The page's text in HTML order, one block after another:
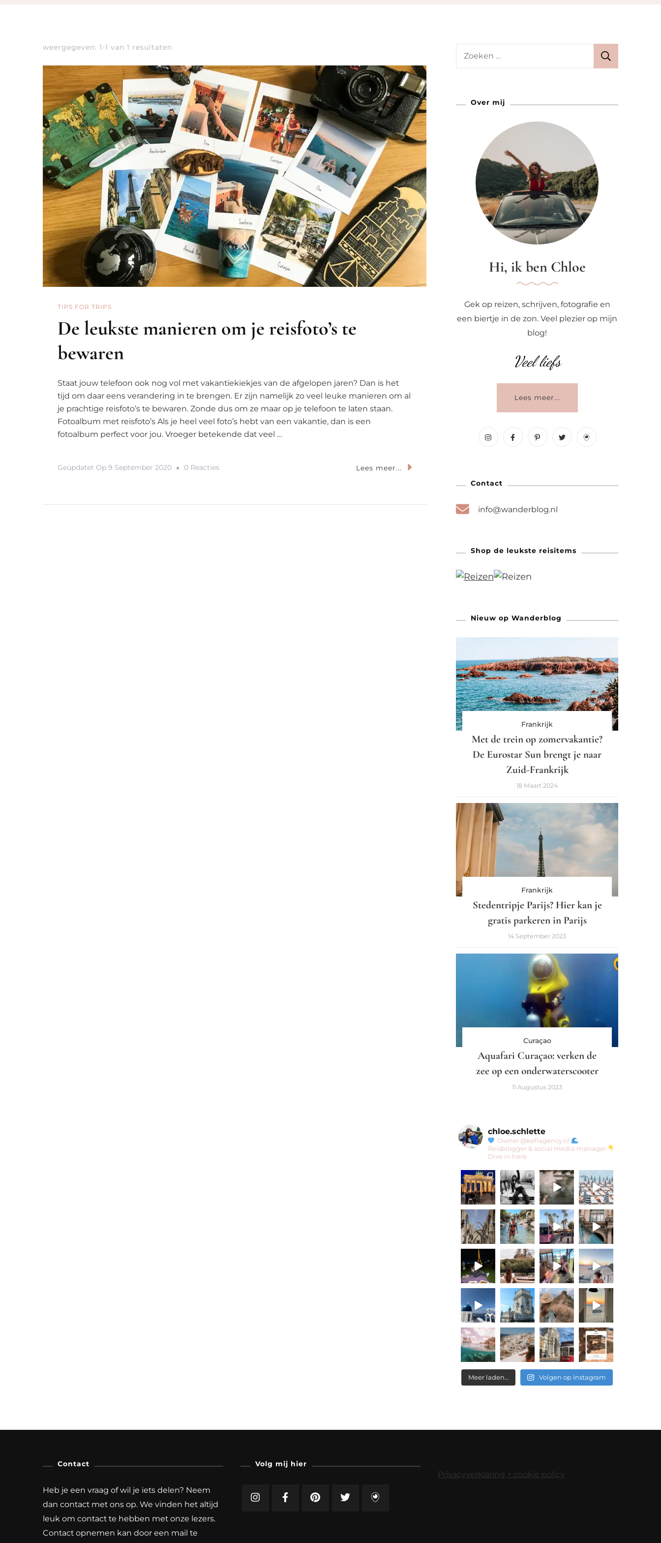
weergegeven: 1-1 van 1 resultaten
TIPS FOR TRIPS
De leukste manieren om je reisfoto’s te
bewaren
Staat jouw telefoon ook nog vol met vakantiekiekjes van de afgelopen jaren? Dan is het
tijd om daar eens verandering in te brengen. Er zijn namelijk zo veel leuke manieren om al
je prachtige reisfoto’s te bewaren. Zonde dus om ze maar op je telefoon te laten staan.
Fotoalbum met reisfoto’s Als je heel veel foto’s hebt van een vakantie, dan is een
fotoalbum perfect voor jou. Vroeger betekende dat veel …
Geüpdatet Op 9 September 2020 0 ReactiesOp
Lees meer...
Zoeken
Over mij
Hi, ik ben Chloe
Gek op reizen, schrijven, fotografie en
een biertje in de zon. Veel plezier op mijn
blog!
Veel liefs
Lees meer...
Contact
info@wanderblog.nl
Shop de leukste reisitems
Nieuw op Wanderblog
Frankrijk
Met de trein op zomervakantie?
De Eurostar Sun brengt je naar
Zuid-Frankrijk
18 Maart 2024
Frankrijk
Stedentripje Parijs? Hier kan je
gratis parkeren in Parijs
14 September 2023
Curaçao
Aquafari Curaçao: verken de
zee op een onderwaterscooter
11 Augustus 2023
chloe.schlette
Owner @kefiagency.nl
Reisblogger & social media manager
Dive in here
Meer laden… Volgen op Instagram
Contact
Heb je een vraag of wil je iets delen? Neem
dan contact met ons op. We vinden het altijd
leuk om contact te hebben met onze lezers.
Contact opnemen kan door een mail te
Volg mij hier
Privacyverklaring + cookie policy